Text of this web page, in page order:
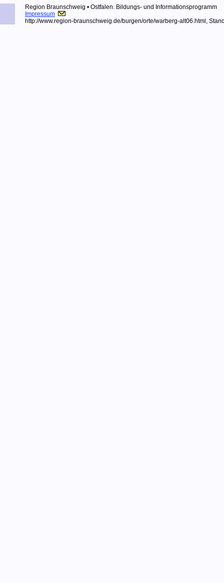
Region Braunschweig • Ostfalen. Bildungs- und Informationsprogramm
Impressum
http://www.region-braunschweig.de/burgen/orte/warberg-alt06.html,